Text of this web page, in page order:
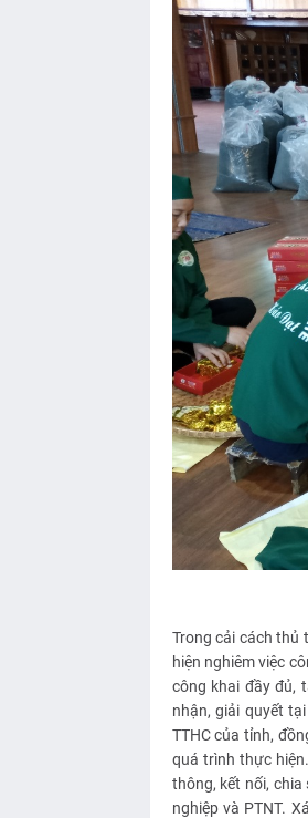
Trong cải cách thủ
hiện nghiêm việc
công khai đầy đủ,
nhận, giải quyết
TTHC của tỉnh,
quá trình thực
thông, kết nối,
nghiệp và PTNT.